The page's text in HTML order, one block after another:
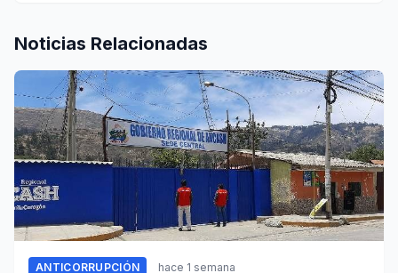
Noticias Relacionadas
ANTICORRUPCIÓN hace 1 semana